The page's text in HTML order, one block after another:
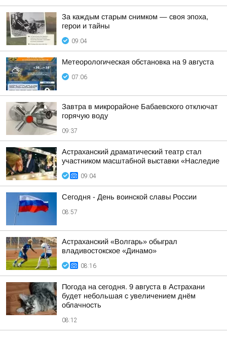
За каждым старым снимком — своя эпоха,
герои и тайны
09:04
Метеорологическая обстановка на 9 августа
07:06
Завтра в микрорайоне Бабаевского отключат
горячую воду
09:37
Астраханский драматический театр стал
участником масштабной выставки «Наследие
09:04
Сегодня - День воинской славы России
08:57
Астраханский «Волгарь» обыграл
владивостокское «Динамо»
08:16
Погода на сегодня. 9 августа в Астрахани
будет небольшая с увеличением днём
облачность
08:12